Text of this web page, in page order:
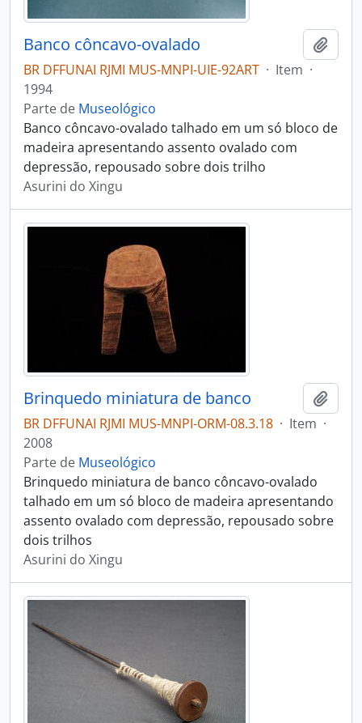
Banco côncavo-ovalado
BR DFFUNAI RJMI MUS-MNPI-UIE-92ART · Item ·
1994
Parte de Museológico
Banco côncavo-ovalado talhado em um só bloco de
madeira apresentando assento ovalado com
depressão, repousado sobre dois trilho
Asurini do Xingu
Brinquedo miniatura de banco
BR DFFUNAI RJMI MUS-MNPI-ORM-08.3.18 · Item ·
2008
Parte de Museológico
Brinquedo miniatura de banco côncavo-ovalado
talhado em um só bloco de madeira apresentando
assento ovalado com depressão, repousado sobre
dois trilhos
Asurini do Xingu